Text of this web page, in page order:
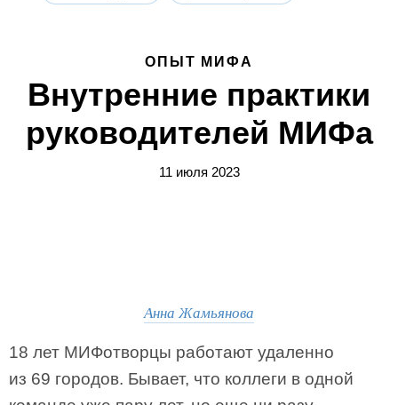
ОПЫТ МИФА
Внутренние практики
руководителей МИФа
11 июля 2023
Анна Жамьянова
18 лет МИФотворцы работают удаленно
из 69 городов. Бывает, что коллеги в одной